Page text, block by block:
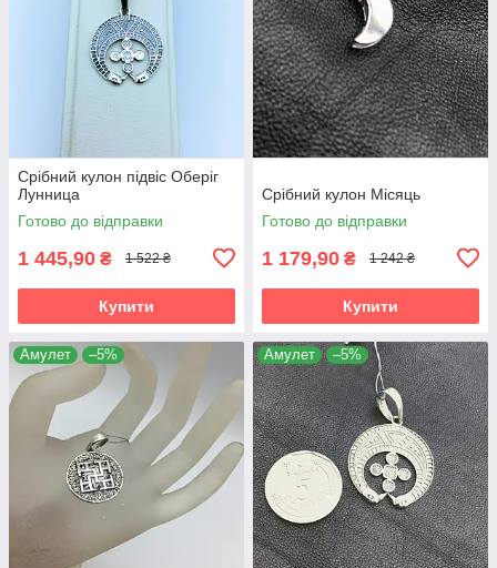
Срібний кулон підвіс Оберіг
Лунница
Готово до відправки
1 445,90 ₴ 1 522 ₴
Купити
Срібний кулон Місяць
Готово до відправки
1 179,90 ₴ 1 242 ₴
Купити
Амулет –5% Амулет –5%